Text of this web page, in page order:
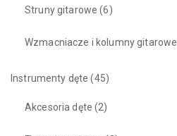
Struny gitarowe (6)
Wzmacniacze i kolumny gitarowe
Instrumenty dęte (45)
Akcesoria dęte (2)